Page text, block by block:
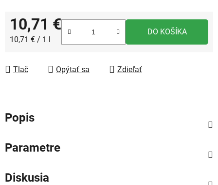
10,71 €
Jednotková cena:
10,71 € / 1 l
DO KOŠÍKA
Tlač Opýtať sa Zdieľať
Popis
Parametre
Diskusia